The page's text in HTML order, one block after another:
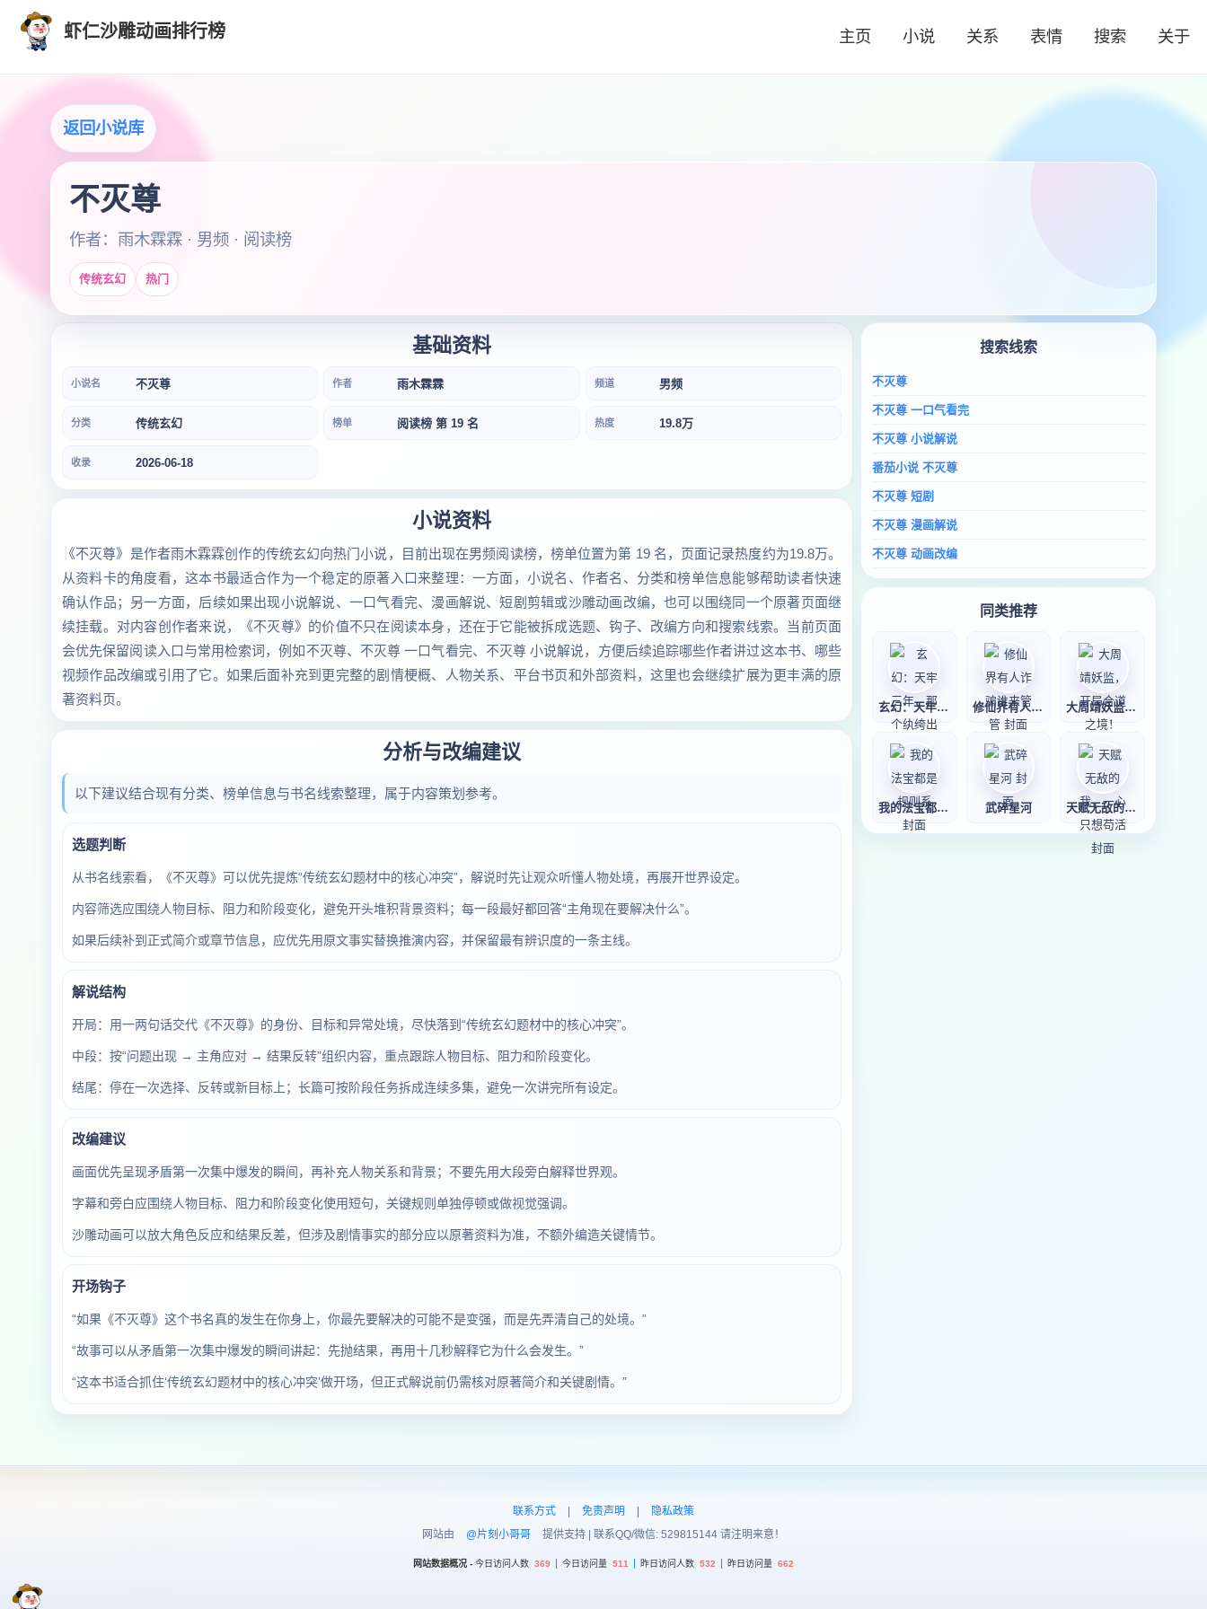
虾仁沙雕动画排行榜 主页 小说 关系 表情 搜索 关于
返回小说库
不灭尊
作者：雨木霖霖 · 男频 · 阅读榜
传统玄幻 热门
基础资料
小说名 不灭尊 作者 雨木霖霖 频道 男频
分类 传统玄幻 榜单 阅读榜 第 19 名 热度 19.8万
收录 2026-06-18
小说资料
《不灭尊》是作者雨木霖霖创作的传统玄幻向热门小说，目前出现在男频阅读榜，榜单位置为第 19 名，页面记录热度约为19.8万。
从资料卡的角度看，这本书最适合作为一个稳定的原著入口来整理：一方面，小说名、作者名、分类和榜单信息能够帮助读者快速
确认作品；另一方面，后续如果出现小说解说、一口气看完、漫画解说、短剧剪辑或沙雕动画改编，也可以围绕同一个原著页面继
续挂载。对内容创作者来说，《不灭尊》的价值不只在阅读本身，还在于它能被拆成选题、钩子、改编方向和搜索线索。当前页面
会优先保留阅读入口与常用检索词，例如不灭尊、不灭尊 一口气看完、不灭尊 小说解说，方便后续追踪哪些作者讲过这本书、哪些
视频作品改编或引用了它。如果后面补充到更完整的剧情梗概、人物关系、平台书页和外部资料，这里也会继续扩展为更丰满的原
著资料页。
分析与改编建议
以下建议结合现有分类、榜单信息与书名线索整理，属于内容策划参考。
选题判断
从书名线索看，《不灭尊》可以优先提炼“传统玄幻题材中的核心冲突”，解说时先让观众听懂人物处境，再展开世界设定。
内容筛选应围绕人物目标、阻力和阶段变化，避免开头堆积背景资料；每一段最好都回答“主角现在要解决什么”。
如果后续补到正式简介或章节信息，应优先用原文事实替换推演内容，并保留最有辨识度的一条主线。
解说结构
开局：用一两句话交代《不灭尊》的身份、目标和异常处境，尽快落到“传统玄幻题材中的核心冲突”。
中段：按“问题出现 → 主角应对 → 结果反转”组织内容，重点跟踪人物目标、阻力和阶段变化。
结尾：停在一次选择、反转或新目标上；长篇可按阶段任务拆成连续多集，避免一次讲完所有设定。
改编建议
画面优先呈现矛盾第一次集中爆发的瞬间，再补充人物关系和背景；不要先用大段旁白解释世界观。
字幕和旁白应围绕人物目标、阻力和阶段变化使用短句，关键规则单独停顿或做视觉强调。
沙雕动画可以放大角色反应和结果反差，但涉及剧情事实的部分应以原著资料为准，不额外编造关键情节。
开场钩子
“如果《不灭尊》这个书名真的发生在你身上，你最先要解决的可能不是变强，而是先弄清自己的处境。”
“故事可以从矛盾第一次集中爆发的瞬间讲起：先抛结果，再用十几秒解释它为什么会发生。”
“这本书适合抓住‘传统玄幻题材中的核心冲突’做开场，但正式解说前仍需核对原著简介和关键剧情。”
搜索线索
不灭尊
不灭尊 一口气看完
不灭尊 小说解说
番茄小说 不灭尊
不灭尊 短剧
不灭尊 漫画解说
不灭尊 动画改编
同类推荐
玄幻：天牢三年， 修仙界有人诈骗谁 大周靖妖监，开局
我的法宝都是规则 武碎星河 天赋无敌的我，一
联系方式 免责声明
隐私政策
网站由
@片刻小哥哥 提供支持 | 联系QQ/微信: 529815144 请注明来意！
网站数据概况 - 今日访问人数 369 今日访问量 511 昨日访问人数 532 昨日访问量 662